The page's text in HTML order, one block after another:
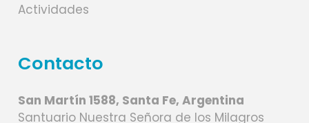
Actividades
Contacto
San Martín 1588, Santa Fe, Argentina
Santuario Nuestra Señora de los Milagros